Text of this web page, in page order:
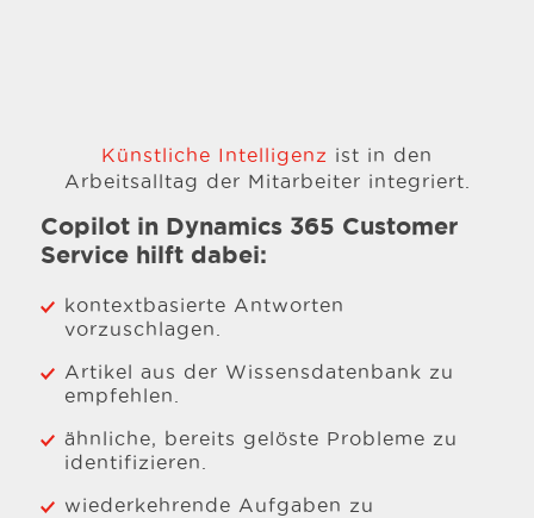
Künstliche Intelligenz ist in den
Arbeitsalltag der Mitarbeiter integriert.
Copilot in Dynamics 365 Customer
Service hilft dabei:
kontextbasierte Antworten
vorzuschlagen.
Artikel aus der Wissensdatenbank zu
empfehlen.
ähnliche, bereits gelöste Probleme zu
identifizieren.
wiederkehrende Aufgaben zu